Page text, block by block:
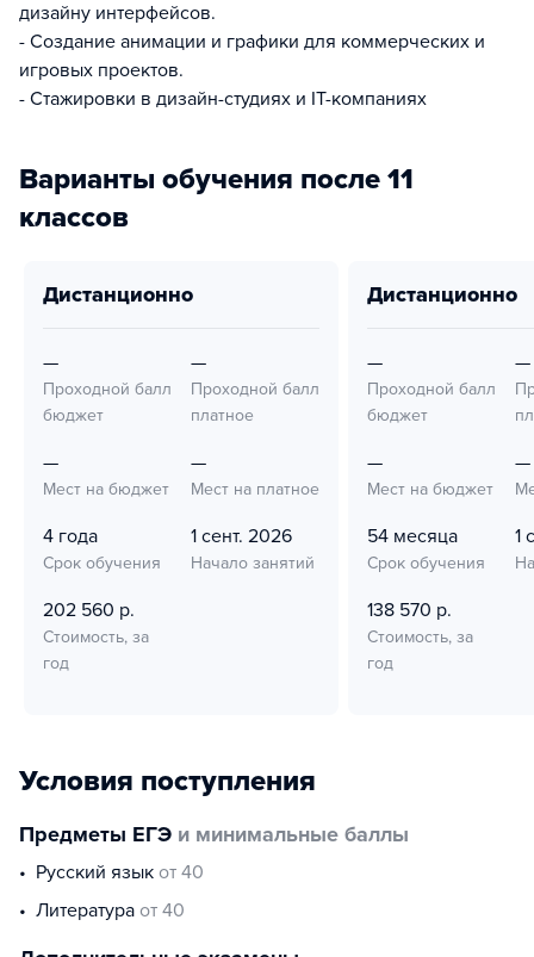
дизайну интерфейсов.
- Создание анимации и графики для коммерческих и
игровых проектов.
- Стажировки в дизайн-студиях и IТ-компаниях
Варианты обучения после 11
классов
дистанционно
—
Проходной балл
бюджет
—
Проходной балл
платное
—
Мест на бюджет
—
Мест на платное
4 года
Срок обучения
1 сент. 2026
Начало занятий
202 560 р.
Стоимость, за
год
дистанционно
—
Проходной балл
бюджет
—
—
Мест на бюджет
—
54 месяца
Срок обучения
1
138 570 р.
Стоимость, за
год
Условия поступления
Предметы ЕГЭ и минимальные баллы
русский язык от 40
литература от 40